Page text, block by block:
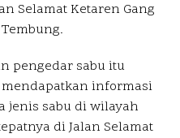
Selamat Ketaren Gang
pengedar sabu itu
informasi
jenis sabu di wilayah
di Jalan Selamat